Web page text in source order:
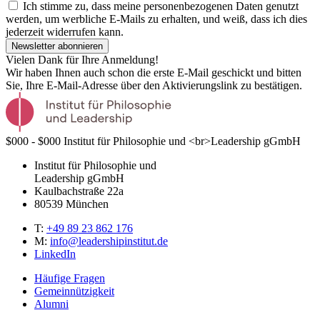
Ich stimme zu, dass meine personenbezogenen Daten genutzt
werden, um werbliche E-Mails zu erhalten, und weiß, dass ich dies
jederzeit widerrufen kann.
Newsletter abonnieren
Vielen Dank für Ihre Anmeldung!
Wir haben Ihnen auch schon die erste E-Mail geschickt und bitten
Sie, Ihre E-Mail-Adresse über den Aktivierungslink zu bestätigen.
$000 - $000 Institut für Philosophie und <br>Leadership gGmbH
Institut für Philosophie und
Leadership gGmbH
Kaulbachstraße 22a
80539 München
T: +49 89 23 862 176
M: info@leadershipinstitut.de
LinkedIn
Häufige Fragen
Gemeinnützigkeit
Alumni